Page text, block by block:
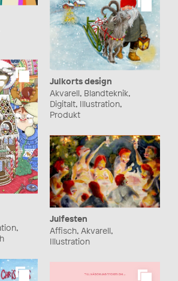
Julkorts design
Akvarell, Blandteknik,
Digitalt, Illustration,
Produkt
Julfesten
Affisch, Akvarell,
Illustration